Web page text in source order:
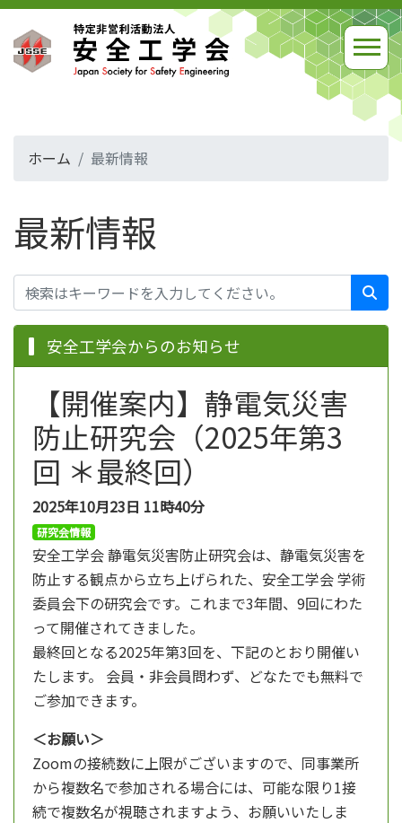
ホーム 最新情報
最新情報
安全工学会からのお知らせ
【開催案内】静電気災害
防止研究会（2025年第3
回 ＊最終回）
2025年10月23日 11時40分
研究会情報
安全工学会 静電気災害防止研究会は、静電気災害を
防止する観点から立ち上げられた、安全工学会 学術
委員会下の研究会です。これまで3年間、9回にわた
って開催されてきました。
最終回となる2025年第3回を、下記のとおり開催い
たします。 会員・非会員問わず、どなたでも無料で
ご参加できます。
＜お願い＞
Zoomの接続数に上限がございますので、同事業所
から複数名で参加される場合には、可能な限り1接
続で複数名が視聴されますよう、お願いいたしま